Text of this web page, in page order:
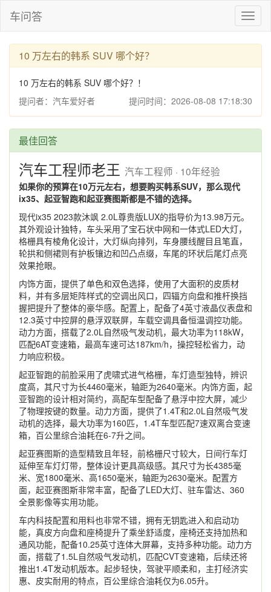
车问答
10 万左右的韩系 SUV 哪个好？
10 万左右的韩系 SUV 哪个好？！
提问者：汽车爱好者
提问时间：2026-08-08 17:18:30
最佳回答
汽车工程师老王 汽车工程师 · 10年经验
如果你的预算在10万元左右，想要购买韩系SUV，那么现代
ix35、起亚智跑和起亚赛图斯都是不错的选择。
现代ix35 2023款沐飒 2.0L尊贵版LUX的指导价为13.98万元。
其外观设计独特，车头采用了宝石状中网和一体式LED大灯，
格栅具有棱角化设计，大灯纵向排列，车身腰线醒目且笔直，
轮拱和侧裙则有护板镶边和凹凸点缀，车尾的环状后尾灯点亮
效果抢眼。
内饰方面，提供了单色和双色选择，使用了大面积的皮质材
料，并有多层矩阵样式的空调出风口，四辐方向盘和推杆换挡
握把提升了整体的豪华感。配置上，配备了4英寸液晶仪表盘和
12.3英寸中控屏的悬浮双联屏，车载空调具备恒温调控功能。
动力方面，搭载了2.0L自然吸气发动机，最大功率为118kW，
匹配6AT变速箱，最高车速可达187km/h，操控轻松省力，动
力响应积极。
起亚智跑的前脸采用了虎啸式进气格栅，车灯造型独特，辨识
度高，其尺寸为长4460毫米，轴距为2640毫米。内饰方面，起
亚智跑的设计相对简约，高配车型配备了悬浮中控大屏，减少
了物理按键的数量。动力方面，提供了1.4T和2.0L自然吸气发
动机的选择，最大功率为160匹，1.4T车型匹配7速双离合变速
箱，百公里综合油耗在6-7升之间。
起亚赛图斯的造型精致且年轻，前格栅尺寸较大，日间行车灯
延伸至车灯灯带，整体设计更具高级感。其尺寸为长4385毫
米、宽1800毫米、高1650毫米，轴距为2630毫米。配置方
面，起亚赛图斯非常丰富，配备了LED大灯、驻车雷达、360
全景影像等实用功能。
车内科技配置和用料也非常不错，拥有无钥匙进入和启动功
能，真皮方向盘和座椅提升了乘坐舒适度，座椅还支持加热和
通风功能，配备10.25英寸连体大屏幕，支持多种功能。动力方
面，搭载了1.5L自然吸气发动机，匹配CVT变速箱，后续还将
推出1.4T发动机版本。起步轻快，驾驶平顺柔和，主打经济实
惠、皮实耐用的特点，百公里综合油耗仅为6.05升。